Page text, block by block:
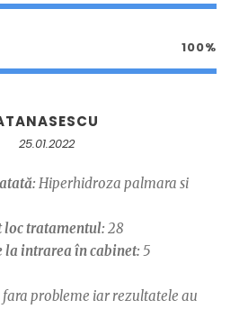
100%
25.01.2022
Hiperhidroza palmara si
loc tratamentul: 28
la intrarea în cabinet: 5
probleme iar rezultatele au